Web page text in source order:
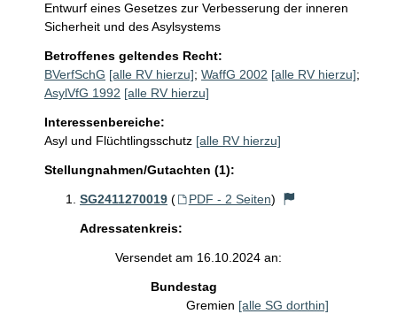
Entwurf eines Gesetzes zur Verbesserung der inneren
Sicherheit und des Asylsystems
Betroffenes geltendes Recht:
BVerfSchG [alle RV hierzu]; WaffG 2002 [alle RV hierzu];
AsylVfG 1992 [alle RV hierzu]
Interessenbereiche:
Asyl und Flüchtlingsschutz [alle RV hierzu]
Stellungnahmen/Gutachten (1):
SG2411270019 ( PDF - 2 Seiten)
Adressatenkreis:
Versendet am 16.10.2024 an:
Bundestag
Gremien [alle SG dorthin]